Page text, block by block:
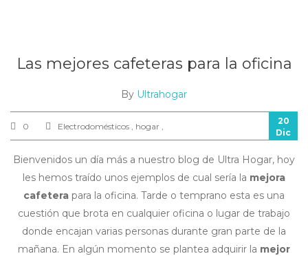
Las mejores cafeteras para la oficina
By Ultrahogar
0 Electrodomésticos , hogar ,
20
Dic
Bienvenidos un día más a nuestro blog de Ultra Hogar, hoy
les hemos traído unos ejemplos de cual sería la mejora
cafetera para la oficina. Tarde o temprano esta es una
cuestión que brota en cualquier oficina o lugar de trabajo
donde encajan varias personas durante gran parte de la
mañana. En algún momento se plantea adquirir la mejor